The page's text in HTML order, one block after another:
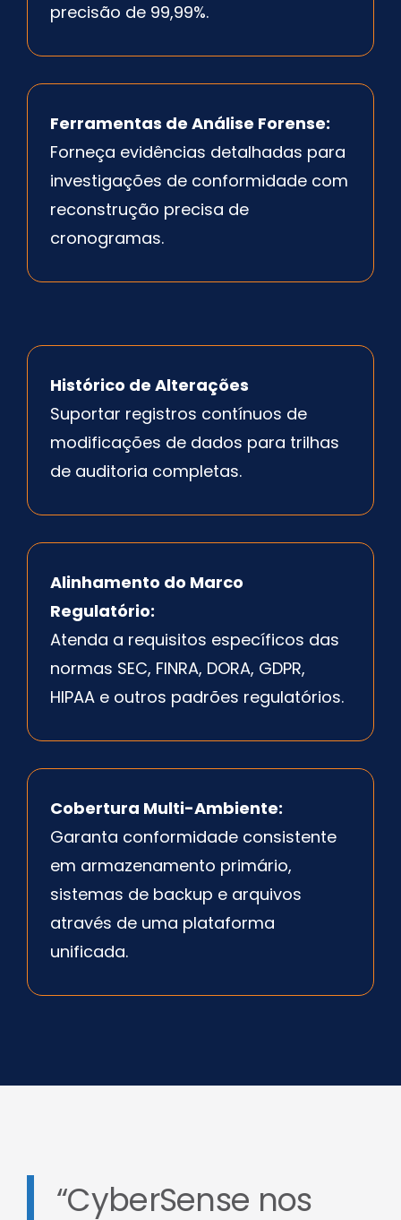
precisão de 99,99%.
Ferramentas de Análise Forense:
Forneça evidências detalhadas para
investigações de conformidade com
reconstrução precisa de
cronogramas.
Histórico de Alterações
Suportar registros contínuos de
modificações de dados para trilhas
de auditoria completas.
Alinhamento do Marco
Regulatório:
Atenda a requisitos específicos das
normas SEC, FINRA, DORA, GDPR,
HIPAA e outros padrões regulatórios.
Cobertura Multi-Ambiente:
Garanta conformidade consistente
em armazenamento primário,
sistemas de backup e arquivos
através de uma plataforma
unificada.
“CyberSense nos